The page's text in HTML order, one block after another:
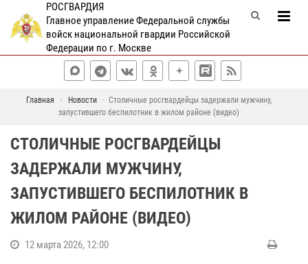
РОСГВАРДИЯ
Главное управление Федеральной службы
войск национальной гвардии Российской
Федерации по г. Москве
Главная Новости
Столичные росгвардейцы задержали мужчину,
запустившего беспилотник в жилом районе (видео)
СТОЛИЧНЫЕ РОСГВАРДЕЙЦЫ
ЗАДЕРЖАЛИ МУЖЧИНУ,
ЗАПУСТИВШЕГО БЕСПИЛОТНИК В
ЖИЛОМ РАЙОНЕ (ВИДЕО)
12 марта 2026, 12:00